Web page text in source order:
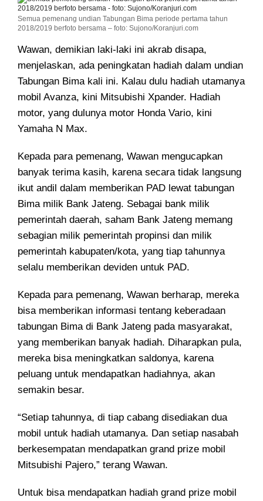
Semua pemenang undian Tabungan Bima periode pertama tahun
2018/2019 berfoto bersama – foto: Sujono/Koranjuri.com
Wawan, demikian laki-laki ini akrab disapa,
menjelaskan, ada peningkatan hadiah dalam undian
Tabungan Bima kali ini. Kalau dulu hadiah utamanya
mobil Avanza, kini Mitsubishi Xpander. Hadiah
motor, yang dulunya motor Honda Vario, kini
Yamaha N Max.
Kepada para pemenang, Wawan mengucapkan
banyak terima kasih, karena secara tidak langsung
ikut andil dalam memberikan PAD lewat tabungan
Bima milik Bank Jateng. Sebagai bank milik
pemerintah daerah, saham Bank Jateng memang
sebagian milik pemerintah propinsi dan milik
pemerintah kabupaten/kota, yang tiap tahunnya
selalu memberikan deviden untuk PAD.
Kepada para pemenang, Wawan berharap, mereka
bisa memberikan informasi tentang keberadaan
tabungan Bima di Bank Jateng pada masyarakat,
yang memberikan banyak hadiah. Diharapkan pula,
mereka bisa meningkatkan saldonya, karena
peluang untuk mendapatkan hadiahnya, akan
semakin besar.
“Setiap tahunnya, di tiap cabang disediakan dua
mobil untuk hadiah utamanya. Dan setiap nasabah
berkesempatan mendapatkan grand prize mobil
Mitsubishi Pajero,” terang Wawan.
Untuk bisa mendapatkan hadiah grand prize mobil